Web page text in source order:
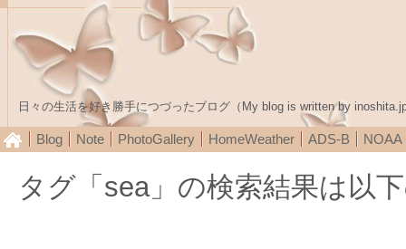
日々の生活を好き勝手につづったブログ（My blog is written by
Blog Note PhotoGallery HomeWeather ADS-B NOAA
タグ「sea」の検索結果は以